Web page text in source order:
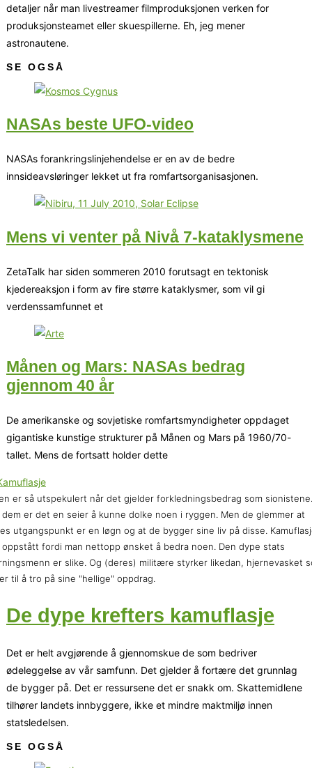
detaljer når man livestreamer filmproduksjonen verken for
produksjonsteamet eller skuespillerne. Eh, jeg mener
astronautene.
SE OGSÅ
NASAs beste UFO-video
NASAs forankringslinjehendelse er en av de bedre
innsideavsløringer lekket ut fra romfartsorganisasjonen.
Mens vi venter på Nivå 7-kataklysmene
ZetaTalk har siden sommeren 2010 forutsagt en tektonisk
kjedereaksjon i form av fire større kataklysmer, som vil gi
verdenssamfunnet et
Månen og Mars: NASAs bedrag
gjennom 40 år
De amerikanske og sovjetiske romfartsmyndigheter oppdaget
gigantiske kunstige strukturer på Månen og Mars på 1960/70-
tallet. Mens de fortsatt holder dette
er så utspekulert når det gjelder forkledningsbedrag som sionistene.
dem er det en seier å kunne dolke noen i ryggen. Men de glemmer at
utgangspunkt er en løgn og at de bygger sine liv på disse.
oppstått fordi man nettopp ønsket å bedra noen. Den dype stats
er slike. Og (deres) militære styrker likedan, hjernevasket
til å tro på sine "hellige" oppdrag.
De dype krefters kamuflasje
Det er helt avgjørende å gjennomskue de som bedriver
ødeleggelse av vår samfunn. Det gjelder å fortære det grunnlag
de bygger på. Det er ressursene det er snakk om. Skattemidlene
tilhører landets innbyggere, ikke et mindre maktmiljø innen
statsledelsen.
SE OGSÅ